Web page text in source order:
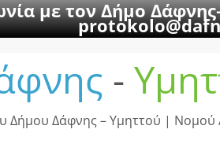
με τον Δήμο
-
Δήμου Δάφνης – Υμηττού | Νομού